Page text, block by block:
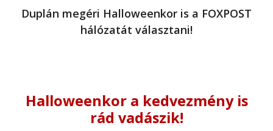
Duplán megéri Halloweenkor is a FOXPOST
hálózatát választani!
Halloweenkor a kedvezmény is
rád vadászik!